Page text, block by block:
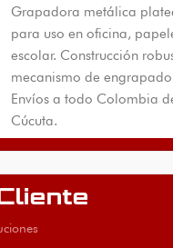
Grapadora metálica
para uso en oficina,
escolar. Construcción
mecanismo de
Envíos a todo Colombia
Cúcuta.